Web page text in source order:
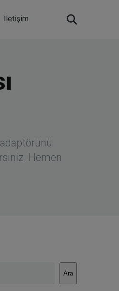
İletişim
Hemen
Ara